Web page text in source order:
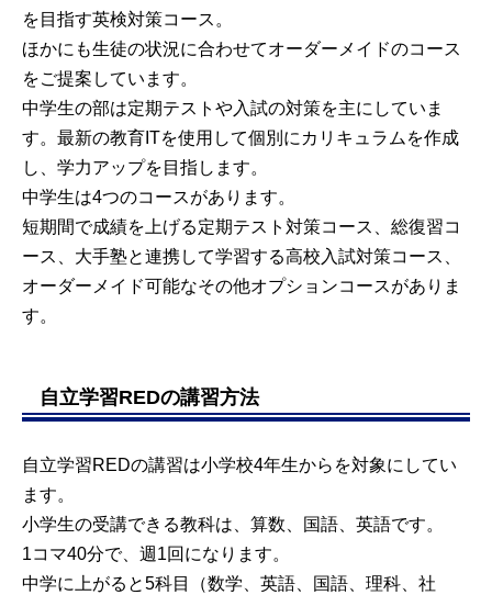
を目指す英検対策コース。
ほかにも生徒の状況に合わせてオーダーメイドのコース
をご提案しています。
中学生の部は定期テストや入試の対策を主にしていま
す。最新の教育ITを使用して個別にカリキュラムを作成
し、学力アップを目指します。
中学生は4つのコースがあります。
短期間で成績を上げる定期テスト対策コース、総復習コ
ース、大手塾と連携して学習する高校入試対策コース、
オーダーメイド可能なその他オプションコースがありま
す。
自立学習REDの講習方法
自立学習REDの講習は小学校4年生からを対象にしてい
ます。
小学生の受講できる教科は、算数、国語、英語です。
1コマ40分で、週1回になります。
中学に上がると5科目（数学、英語、国語、理科、社